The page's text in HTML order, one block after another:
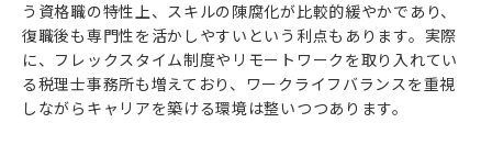
う資格職の特性上、スキルの陳腐化が比較的緩やかであり、
復職後も専門性を活かしやすいという利点もあります。実際
に、フレックスタイム制度やリモートワークを取り入れてい
る税理士事務所も増えており、ワークライフバランスを重視
しながらキャリアを築ける環境は整いつつあります。